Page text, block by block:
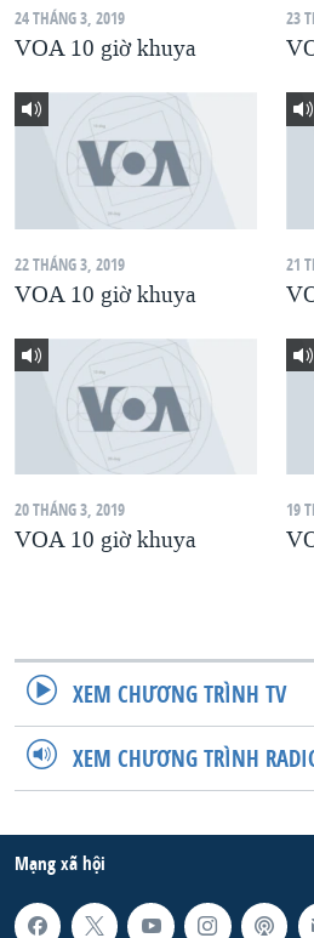
QUAN HỆ VIỆT MỸ
24 THÁNG 3, 2019
VOA 10 giờ khuya
23
22 THÁNG 3, 2019
VOA 10 giờ khuya
21
20 THÁNG 3, 2019
VOA 10 giờ khuya
19
XEM CHƯƠNG TRÌNH TV
XEM CHƯƠNG TRÌNH
Mạng xã hội